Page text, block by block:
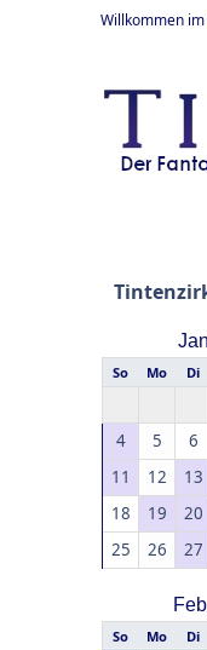
Willkommen im
So Mo Di
4
5 6
11
12 13
18
19 20
25
26 27
So Mo Di